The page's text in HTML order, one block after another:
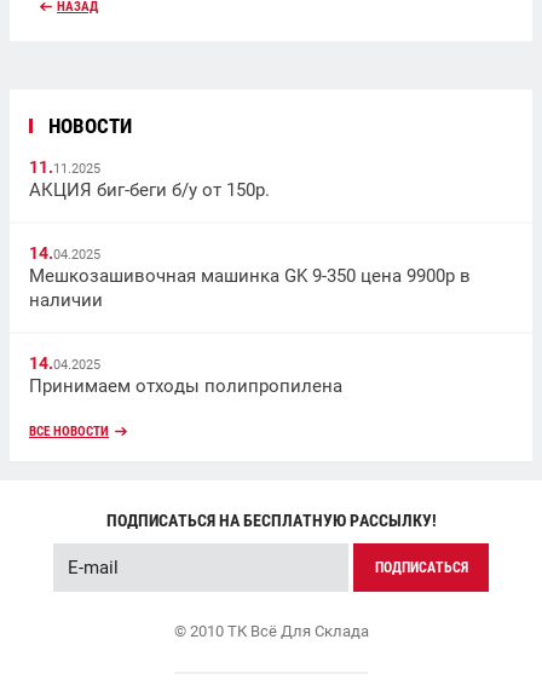
НОВОСТИ
11.11.2025
АКЦИЯ биг-беги б/у от 150р.
14.04.2025
Мешкозашивочная машинка GK 9-350 цена 9900р в
наличии
14.04.2025
Принимаем отходы полипропилена
ВСЕ НОВОСТИ
НАЗАД
ПОДПИСАТЬСЯ НА БЕСПЛАТНУЮ РАССЫЛКУ!
ПОДПИСАТЬСЯ
© 2010 ТК Всё Для Склада